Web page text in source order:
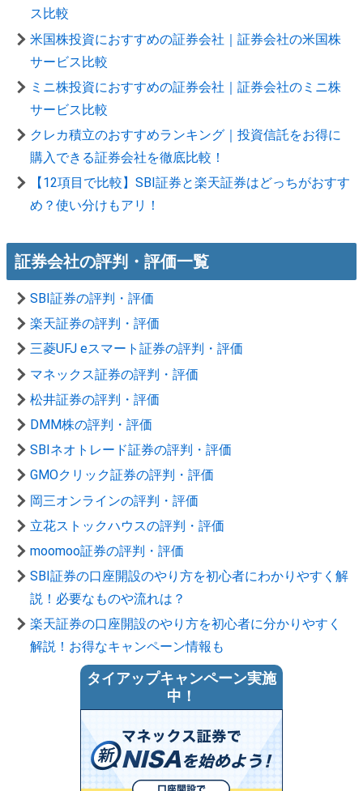
ス比較
米国株投資におすすめの証券会社｜証券会社の米国株
サービス比較
ミニ株投資におすすめの証券会社｜証券会社のミニ株
サービス比較
クレカ積立のおすすめランキング｜投資信託をお得に
購入できる証券会社を徹底比較！
【12項目で比較】SBI証券と楽天証券はどっちがおすす
め？使い分けもアリ！
証券会社の評判・評価一覧
SBI証券の評判・評価
楽天証券の評判・評価
三菱UFJ eスマート証券の評判・評価
マネックス証券の評判・評価
松井証券の評判・評価
DMM株の評判・評価
SBIネオトレード証券の評判・評価
GMOクリック証券の評判・評価
岡三オンラインの評判・評価
立花ストックハウスの評判・評価
moomoo証券の評判・評価
SBI証券の口座開設のやり方を初心者にわかりやすく解
説！必要なものや流れは？
楽天証券の口座開設のやり方を初心者に分かりやすく
解説！お得なキャンペーン情報も
タイアップキャンペーン実施
中！